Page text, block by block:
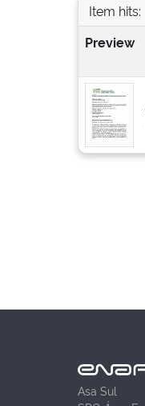
Item hits:
Preview
Asa Sul